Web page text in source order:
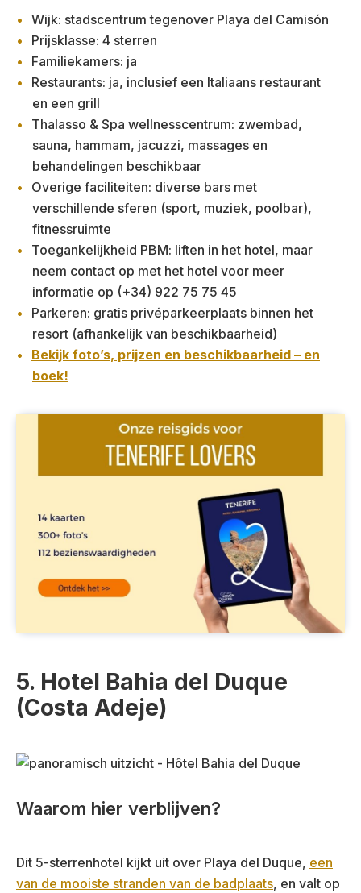
Wijk: stadscentrum tegenover Playa del Camisón
Prijsklasse: 4 sterren
Familiekamers: ja
Restaurants: ja, inclusief een Italiaans restaurant
en een grill
Thalasso & Spa wellnesscentrum: zwembad,
sauna, hammam, jacuzzi, massages en
behandelingen beschikbaar
Overige faciliteiten: diverse bars met
verschillende sferen (sport, muziek, poolbar),
fitnessruimte
Toegankelijkheid PBM: liften in het hotel, maar
neem contact op met het hotel voor meer
informatie op (+34) 922 75 75 45
Parkeren: gratis privéparkeerplaats binnen het
resort (afhankelijk van beschikbaarheid)
Bekijk foto’s, prijzen en beschikbaarheid – en
boek!
5. Hotel Bahia del Duque
(Costa Adeje)
Waarom hier verblijven?
Dit 5-sterrenhotel kijkt uit over Playa del Duque, een
van de mooiste stranden van de badplaats, en valt op